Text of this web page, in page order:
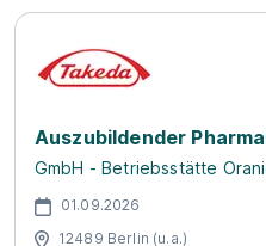
Auszubildender
GmbH - Betriebsstätte
01.09.2026
12489 Berlin (u.a.)